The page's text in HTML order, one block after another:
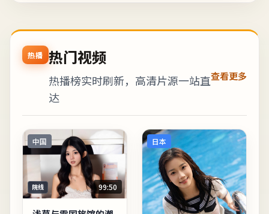
热播 热门视频
热播榜实时刷新，高清片源一站直
达
查看更多
中国
院线 99:50
日本